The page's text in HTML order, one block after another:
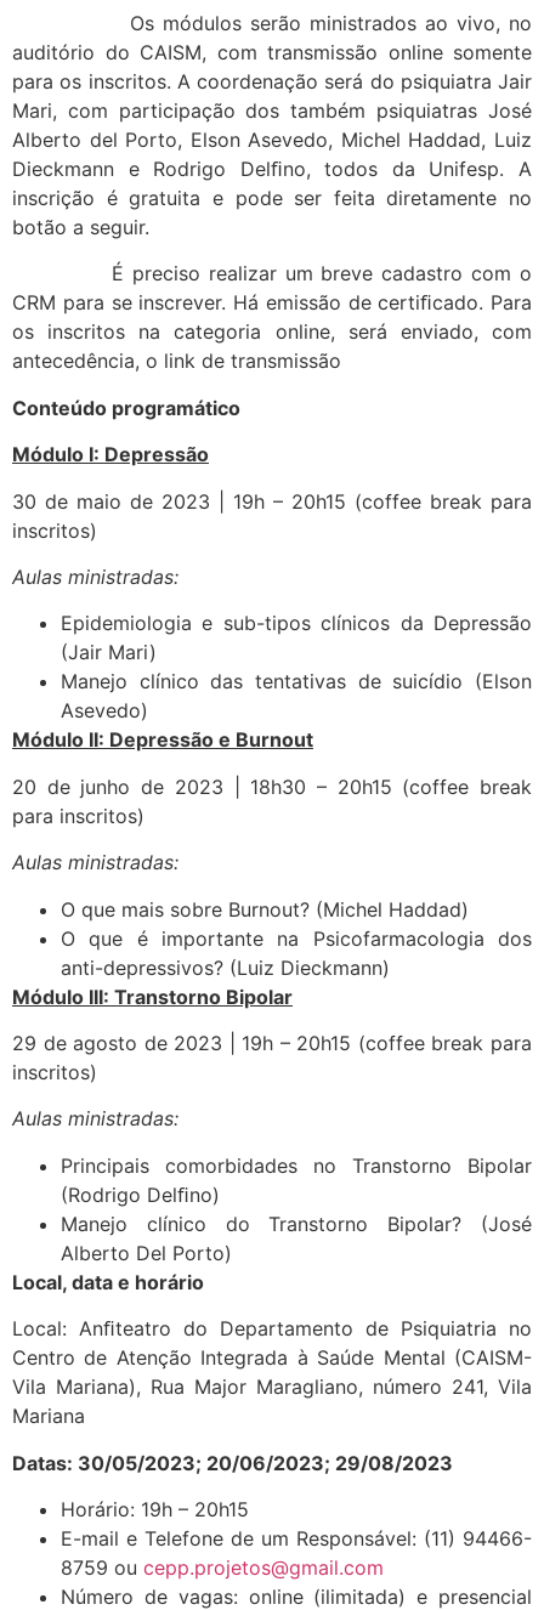
Os módulos serão ministrados ao vivo, no
auditório do CAISM, com transmissão online somente
para os inscritos. A coordenação será do psiquiatra Jair
Mari, com participação dos também psiquiatras José
Alberto del Porto, Elson Asevedo, Michel Haddad, Luiz
Dieckmann e Rodrigo Delﬁno, todos da Unifesp. A
inscrição é gratuita e pode ser feita diretamente no
botão a seguir.
É preciso realizar um breve cadastro com o
CRM para se inscrever. Há emissão de certiﬁcado. Para
os inscritos na categoria online, será enviado, com
antecedência, o link de transmissão
Conteúdo programático
Módulo I: Depressão
30 de maio de 2023 | 19h – 20h15 (coffee break para
inscritos)
Aulas ministradas:
Epidemiologia e sub-tipos clínicos da Depressão
(Jair Mari)
Manejo clínico das tentativas de suicídio (Elson
Asevedo)
Módulo II: Depressão e Burnout
20 de junho de 2023 | 18h30 – 20h15 (coffee break
para inscritos)
Aulas ministradas:
O que mais sobre Burnout? (Michel Haddad)
O que é importante na Psicofarmacologia dos
anti-depressivos? (Luiz Dieckmann)
Módulo III: Transtorno Bipolar
29 de agosto de 2023 | 19h – 20h15 (coffee break para
inscritos)
Aulas ministradas:
Principais comorbidades no Transtorno Bipolar
(Rodrigo Delﬁno)
Manejo clínico do Transtorno Bipolar? (José
Alberto Del Porto)
Local, data e horário
Local: Anﬁteatro do Departamento de Psiquiatria no
Centro de Atenção Integrada à Saúde Mental (CAISM-
Vila Mariana), Rua Major Maragliano, número 241, Vila
Mariana
Datas: 30/05/2023; 20/06/2023; 29/08/2023
Horário: 19h – 20h15
E-mail e Telefone de um Responsável: (11) 94466-
8759 ou cepp.projetos@gmail.com
Número de vagas: online (ilimitada) e presencial